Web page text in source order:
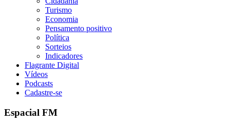
Turismo
Economia
Pensamento positivo
Política
Sorteios
Indicadores
Flagrante Digital
Vídeos
Podcasts
Cadastre-se
Espacial FM